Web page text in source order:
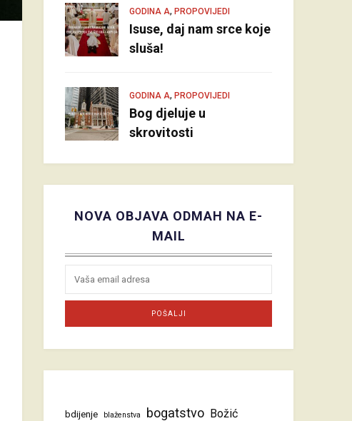
GODINA A, PROPOVIJEDI
Isuse, daj nam srce koje
sluša!
GODINA A, PROPOVIJEDI
Bog djeluje u
skrovitosti
NOVA OBJAVA ODMAH NA E-
MAIL
bdijenje blaženstva bogatstvo Božić